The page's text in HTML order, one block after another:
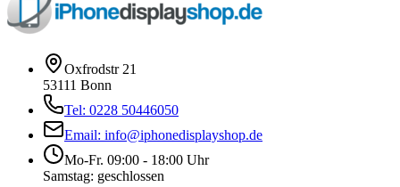
Oxfrodstr 21
53111 Bonn
Tel: 0228 50446050
Email: info@iphonedisplayshop.de
Mo-Fr. 09:00 - 18:00 Uhr
Samstag: geschlossen